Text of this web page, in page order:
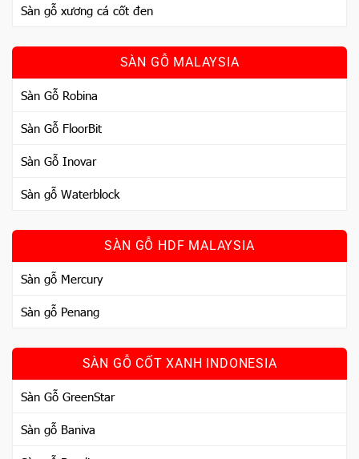
Sàn gỗ xương cá cốt đen
SÀN GỖ MALAYSIA
Sàn Gỗ Robina
Sàn Gỗ FloorBit
Sàn Gỗ Inovar
Sàn gỗ Waterblock
SÀN GỖ HDF MALAYSIA
Sàn gỗ Mercury
Sàn gỗ Penang
SÀN GỖ CỐT XANH INDONESIA
Sàn Gỗ GreenStar
Sàn gỗ Baniva